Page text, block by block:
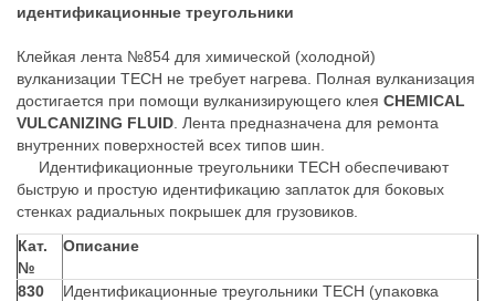
идентификационные треугольники
Клейкая лента №854 для химической (холодной)
вулканизации TECH не требует нагрева. Полная вулканизация
достигается при помощи вулканизирующего клея CHEMICAL
VULCANIZING FLUID . Лента предназначена для ремонта
внутренних поверхностей всех типов шин.
Идентификационные треугольники ТЕСН обеспечивают
быструю и простую идентификацию заплаток для боковых
стенках радиальных покрышек для грузовиков.
Кат.
№
Описание
830
Идентификационные треугольники TECH (упаковка